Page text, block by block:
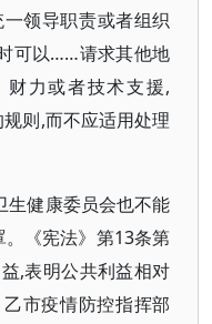
领导职责或者组织
可以……请求其他地
力或者技术支援,
则,而不应适用处理
生健康委员会也不能
《宪法》第13条第
,表明公共利益相对
市疫情防控指挥部